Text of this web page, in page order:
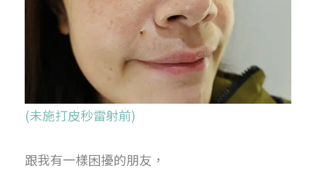
(未施打皮秒雷射前)
跟我有一樣困擾的朋友，